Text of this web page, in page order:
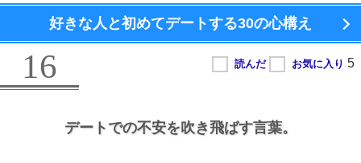
好きな人と初めてデートする30の心構え
16
デートでの不安を吹き飛ばす言葉。